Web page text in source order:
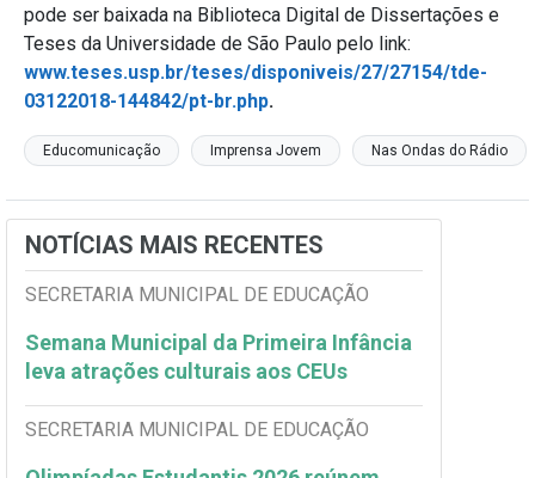
pode ser baixada na Biblioteca Digital de Dissertações e
Teses da Universidade de São Paulo pelo link:
www.teses.usp.br/teses/disponiveis/27/27154/tde-
03122018-144842/pt-br.php.
Educomunicação Imprensa Jovem Nas Ondas do Rádio
NOTÍCIAS MAIS RECENTES
SECRETARIA MUNICIPAL DE EDUCAÇÃO
Semana Municipal da Primeira Infância
leva atrações culturais aos CEUs
SECRETARIA MUNICIPAL DE EDUCAÇÃO